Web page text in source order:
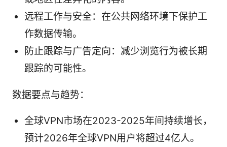
远程工作与安全：在公共网络环境下保护工
作数据传输。
防止跟踪与广告定向：减少浏览行为被长期
跟踪的可能性。
数据要点与趋势：
全球VPN市场在2023-2025年间持续增长，
预计2026年全球VPN用户将超过4亿人。